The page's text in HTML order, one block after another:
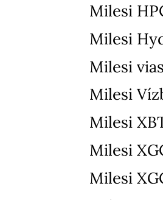
Milesi
Milesi
Milesi
Milesi
Milesi
Milesi
Milesi